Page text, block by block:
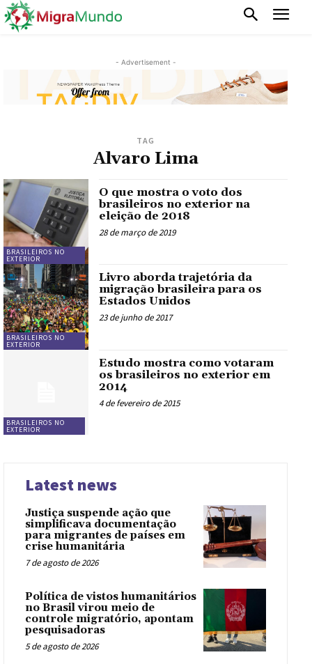
- Advertisement -
TAG
Alvaro Lima
BRASILEIROS NO
EXTERIOR
O que mostra o voto dos
brasileiros no exterior na
eleição de 2018
28 de março de 2019
BRASILEIROS NO
EXTERIOR
Livro aborda trajetória da
migração brasileira para os
Estados Unidos
23 de junho de 2017
BRASILEIROS NO
EXTERIOR
Estudo mostra como votaram
os brasileiros no exterior em
2014
4 de fevereiro de 2015
Latest news
Justiça suspende ação que
simplificava documentação
para migrantes de países em
crise humanitária
7 de agosto de 2026
Política de vistos humanitários
no Brasil virou meio de
controle migratório, apontam
pesquisadoras
5 de agosto de 2026